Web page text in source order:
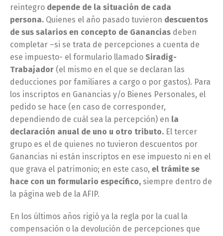
reintegro depende de la situación de cada
persona. Quienes el año pasado tuvieron descuentos
de sus salarios en concepto de Ganancias deben
completar –si se trata de percepciones a cuenta de
ese impuesto- el formulario llamado Siradig-
Trabajador (el mismo en el que se declaran las
deducciones por familiares a cargo o por gastos). Para
los inscriptos en Ganancias y/o Bienes Personales, el
pedido se hace (en caso de corresponder,
dependiendo de cuál sea la percepción) en la
declaración anual de uno u otro tributo. El tercer
grupo es el de quienes no tuvieron descuentos por
Ganancias ni están inscriptos en ese impuesto ni en el
que grava el patrimonio; en este caso, el trámite se
hace con un formulario específico, siempre dentro de
la página web de la AFIP.
En los últimos años rigió ya la regla por la cual la
compensación o la devolución de percepciones que